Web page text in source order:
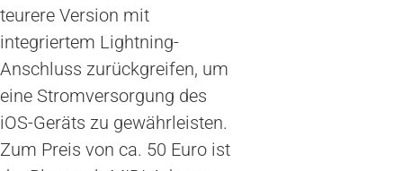
teurere Version mit
integriertem Lightning-
Anschluss zurückgreifen, um
eine Stromversorgung des
iOS-Geräts zu gewährleisten.
Zum Preis von ca. 50 Euro ist